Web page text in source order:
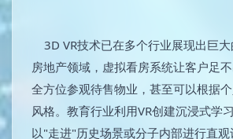
3D VR技术已在多个行业展现出巨
房地产领域，虚拟看房系统让客户足
全方位参观待售物业，甚至可以根据
风格。教育行业利用VR创建沉浸式学
以"走进"历史场景或分子内部进行直